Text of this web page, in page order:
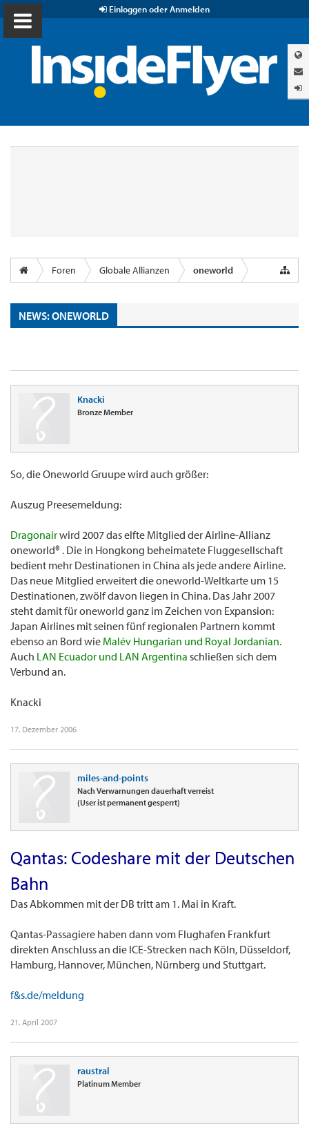
Einloggen oder Anmelden
Foren Globale Allianzen oneworld
NEWS: ONEWORLD
Knacki
Bronze Member
So, die Oneworld Gruupe wird auch größer:
Auszug Preesemeldung:
Dragonairwird 2007 das elfte Mitglied der Airline-Allianz
oneworld® . Die in Hongkong beheimatete Fluggesellschaft
bedient mehr Destinationen in China als jede andere Airline.
Das neue Mitglied erweitert die oneworld-Weltkarte um 15
Destinationen, zwölf davon liegen in China. Das Jahr 2007
steht damit für oneworld ganz im Zeichen von Expansion:
Japan Airlines mit seinen fünf regionalen Partnern kommt
ebenso an Bord wie Malév Hungarian und Royal Jordanian.
Auch LAN Ecuador und LAN Argentina schließen sich dem
Verbund an.
Knacki
17. Dezember 2006
miles-and-points
Nach Verwarnungen dauerhaft verreist
(User ist permanent gesperrt)
Qantas: Codeshare mit der Deutschen
Bahn
Das Abkommen mit der DB tritt am 1. Mai in Kraft.
Qantas-Passagiere haben dann vom Flughafen Frankfurt
direkten Anschluss an die ICE-Strecken nach Köln, Düsseldorf,
Hamburg, Hannover, München, Nürnberg und Stuttgart.
f&s.de/meldung
21. April 2007
raustral
Platinum Member